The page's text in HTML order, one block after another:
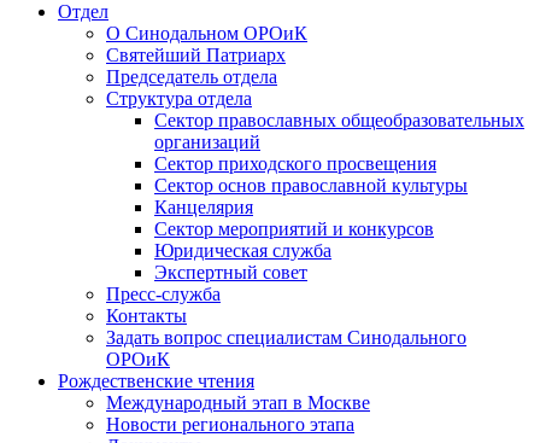
Отдел
О Синодальном ОРОиК
Святейший Патриарх
Председатель отдела
Структура отдела
Сектор православных общеобразовательных
организаций
Сектор приходского просвещения
Сектор основ православной культуры
Канцелярия
Сектор мероприятий и конкурсов
Юридическая служба
Экспертный совет
Пресс-служба
Контакты
Задать вопрос специалистам Синодального
ОРОиК
Рождественские чтения
Международный этап в Москве
Новости регионального этапа